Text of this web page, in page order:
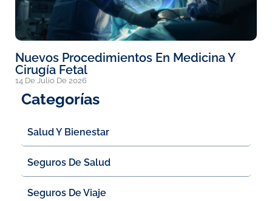
Nuevos Procedimientos En Medicina Y
Cirugía Fetal
14 De Julio De 2026
Categorías
Salud Y Bienestar
Seguros De Salud
Seguros De Viaje